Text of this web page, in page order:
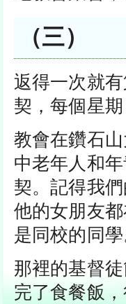
（三）
返得一次就
契，每個星
教會在鑽石
中老年人和
契。記得我
他的女朋友
是同校的同
那裡的基督
完了食餐飯